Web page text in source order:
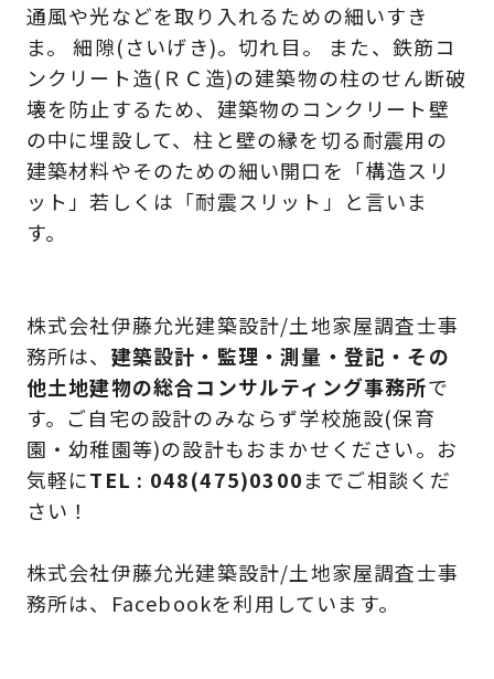
通風や光などを取り入れるための細いすき
ま。 細隙(さいげき)。切れ目。 また、鉄筋コ
ンクリート造(ＲＣ造)の建築物の柱のせん断破
壊を防止するため、建築物のコンクリート壁
の中に埋設して、柱と壁の縁を切る耐震用の
建築材料やそのための細い開口を「構造スリ
ット」若しくは「耐震スリット」と言いま
す。
株式会社伊藤允光建築設計/土地家屋調査士事
務所は、 建築設計・監理・測量・登記・その
他土地建物の総合コンサルティング事務所で
す。ご自宅の設計のみならず学校施設(保育
園・幼稚園等)の設計もおまかせください。お
気軽にTEL : 048(475)0300までご相談くだ
さい！
株式会社伊藤允光建築設計/土地家屋調査士事
務所は、Facebookを利用しています。